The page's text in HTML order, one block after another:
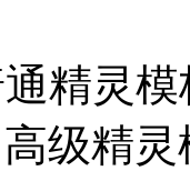
精灵模
级精